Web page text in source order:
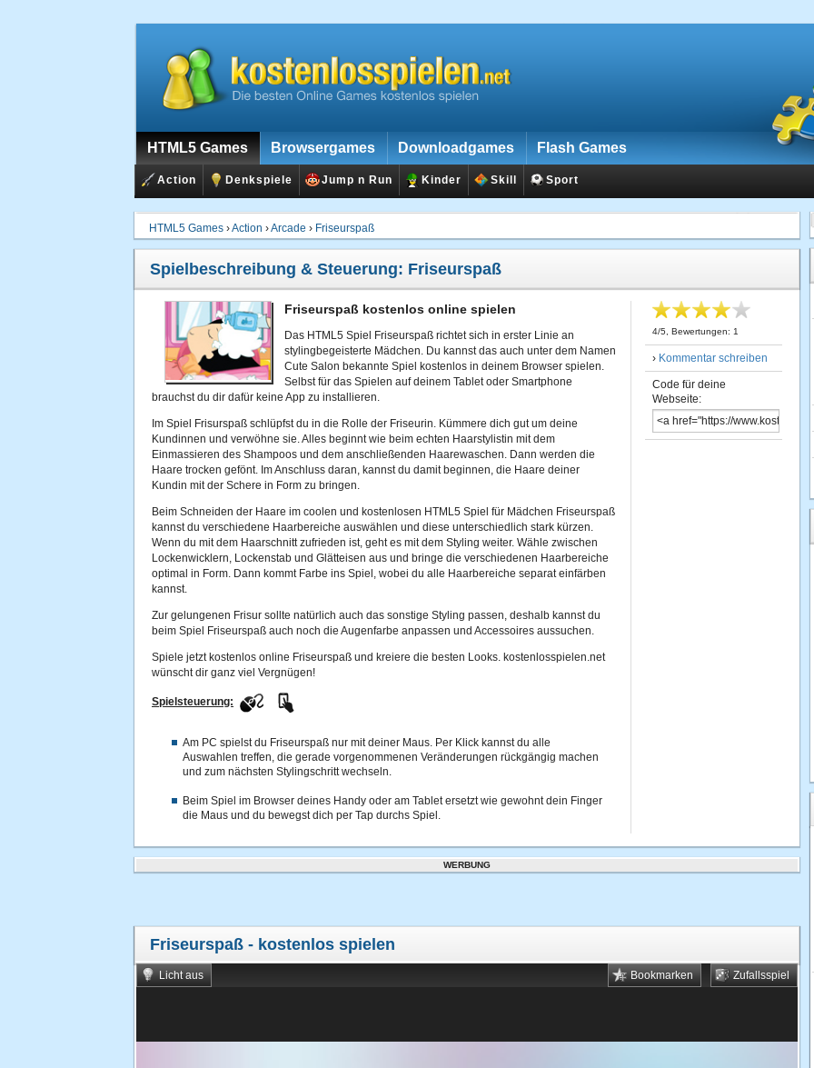
HTML5 Games Browsergames Downloadgames Flash Games
Action Denkspiele Jump n Run Kinder Skill Sport
HTML5 Games ›Action ›Arcade › Friseurspaß
Spielbeschreibung & Steuerung: Friseurspaß
Friseurspaß kostenlos online spielen
Das HTML5 Spiel Friseurspaß richtet sich in erster Linie an
stylingbegeisterte Mädchen. Du kannst das auch unter dem Namen
Cute Salon bekannte Spiel kostenlos in deinem Browser spielen.
Selbst für das Spielen auf deinem Tablet oder Smartphone
brauchst du dir dafür keine App zu installieren.
Im Spiel Frisurspaß schlüpfst du in die Rolle der Friseurin. Kümmere dich gut um deine
Kundinnen und verwöhne sie. Alles beginnt wie beim echten Haarstylistin mit dem
Einmassieren des Shampoos und dem anschließenden Haarewaschen. Dann werden die
Haare trocken gefönt. Im Anschluss daran, kannst du damit beginnen, die Haare deiner
Kundin mit der Schere in Form zu bringen.
Beim Schneiden der Haare im coolen und kostenlosen HTML5 Spiel für Mädchen Friseurspaß
kannst du verschiedene Haarbereiche auswählen und diese unterschiedlich stark kürzen.
Wenn du mit dem Haarschnitt zufrieden ist, geht es mit dem Styling weiter. Wähle zwischen
Lockenwicklern, Lockenstab und Glätteisen aus und bringe die verschiedenen Haarbereiche
optimal in Form. Dann kommt Farbe ins Spiel, wobei du alle Haarbereiche separat einfärben
kannst.
Zur gelungenen Frisur sollte natürlich auch das sonstige Styling passen, deshalb kannst du
beim Spiel Friseurspaß auch noch die Augenfarbe anpassen und Accessoires aussuchen.
Spiele jetzt kostenlos online Friseurspaß und kreiere die besten Looks. kostenlosspielen.net
wünscht dir ganz viel Vergnügen!
Spielsteuerung:
Am PC spielst du Friseurspaß nur mit deiner Maus. Per Klick kannst du alle
Auswahlen treffen, die gerade vorgenommenen Veränderungen rückgängig machen
und zum nächsten Stylingschritt wechseln.
Beim Spiel im Browser deines Handy oder am Tablet ersetzt wie gewohnt dein Finger
die Maus und du bewegst dich per Tap durchs Spiel.
4/5 , Bewertungen: 1
› Kommentar schreiben
Code für deine
Webseite:
WERBUNG
Friseurspaß - kostenlos spielen
Licht aus Zufallsspiel
Bookmarken